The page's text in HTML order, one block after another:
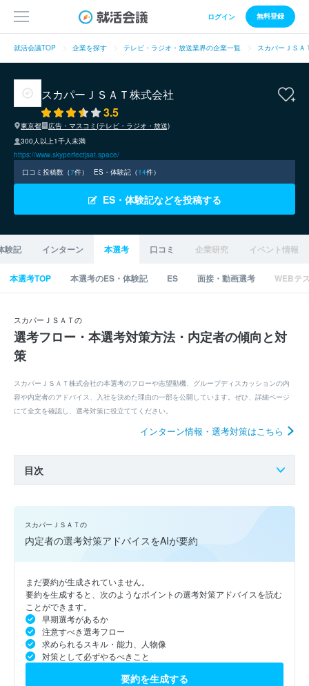
ログイン 無料登録
就活会議TOP 企業を探す テレビ・ラジオ・放送業界の企業一覧 スカパーＪＳＡ
スカパーＪＳＡＴ株式会社
3.5
東京都
広告・マスコミ(テレビ・ラジオ・放送)
300人以上1千人未満
https://www.skyperfectjsat.space/
口コミ投稿数（7件） ES・体験記（14件）
ES・体験記などを投稿する
験記 インターン 本選考 口コミ 企業研究 イベント情報
本選考TOP 本選考のES・体験記 ES 面接・動画選考 WEBテ
スカパーＪＳＡＴの
選考フロー・本選考対策方法・内定者の傾向と対
策
スカパーＪＳＡＴ株式会社の本選考のフローや志望動機、グループディスカッションの内
容や内定者のアドバイス、入社を決めた理由の一部を公開しています。ぜひ、詳細ページ
にて全文を確認し、選考対策に役立ててください。
インターン情報・選考対策はこちら
目次
スカパーＪＳＡＴの
内定者の選考対策アドバイスをAIが要約
まだ要約が生成されていません。
要約を生成すると、次のようなポイントの選考対策アドバイスを読む
ことができます。
早期選考があるか
注意すべき選考フロー
求められるスキル・能力、人物像
対策として必ずやるべきこと
要約を生成する